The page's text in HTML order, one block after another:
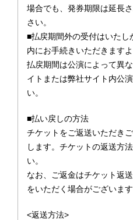
場合でも、発券期限は延長
さい。
■払戻期間外の受付はいたし
内にお手続きいただきます
払戻期間は公演によって異
イトまたは弊社サイト内公
い。
■払い戻しの方法
チケットをご返送いただき
します。チケットの返送方
い。
なお、ご返金はチケット返
をいただく場合がございま
<返送方法>